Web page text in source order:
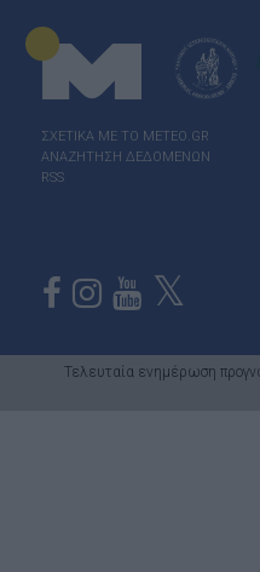
ΣΧΕΤΙΚΑ ΜΕ ΤΟ ΜΕΤΕΟ.GR
ΑΝΑΖΗΤΗΣΗ ΔΕΔΟΜΕΝΩΝ
RSS
Τελευταία ενημέρωση